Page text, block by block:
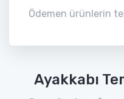
Ödemen ürünlerin
Ayakkabı